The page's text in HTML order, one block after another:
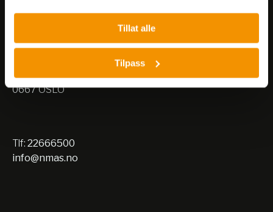
Tillat alle
Tilpass
Besøksadresse:
0667 OSLO
Nils Hansens vei 10
0667 OSLO
Tlf: 22666500
info@nmas.no